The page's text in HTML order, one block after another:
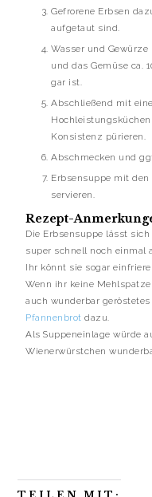
Gefrorene Erbsen dazu geben und mitdünsten, bis sie
aufgetaut sind.
Wasser und Gewürze zu eurem Gemüse geben, umrühren
und das Gemüse ca.
gar ist.
Abschließend mit einem Pürierstab oder
Konsistenz pürieren.
Abschmecken und
Erbsensuppe mit den Mehlspatzen oder Beilagen eurer Wahl
servieren.
Rezept-
Die Erbsensuppe lässt sich hervorragend vorbereiten und ist
super schnell noch einmal
Ihr könnt sie sogar
Wenn ihr keine Mehlspatzen zubereiten möchtet, dann passt
auch wunderbar
Pfannenbrot dazu.
Als Suppeneinlage würde auch Fleischwurst oder
Wienerwürstchen